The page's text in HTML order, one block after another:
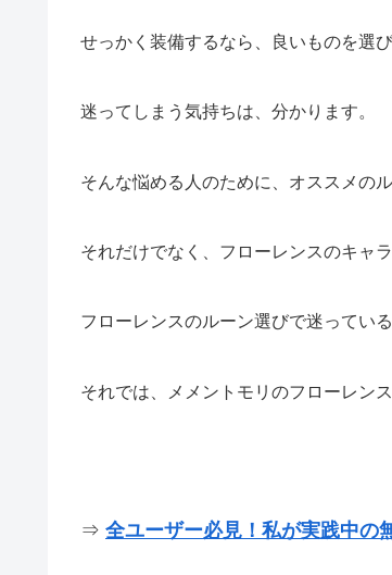
せっかく装備するなら、良いものを選
迷ってしまう気持ちは、分かります。
そんな悩める人のために、オススメの
それだけでなく、フローレンスのキャ
フローレンスのルーン選びで迷ってい
それでは、メメントモリのフローレン
⇒ 全ユーザー必見！私が実践中の